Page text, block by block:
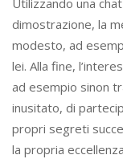
Utilizzando una
dimostrazione, la
modesto, ad
lei. Alla fine,
ad esempio sinon
inusitato, di
propri segreti
la propria